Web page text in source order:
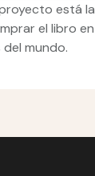
está
el libro
mundo.